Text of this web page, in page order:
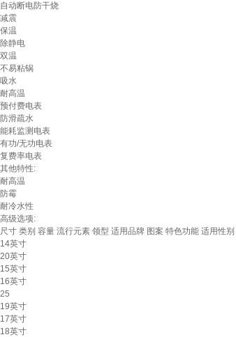
自动断电防干烧
减震
保温
除静电
双温
不易粘锅
吸水
耐高温
预付费电表
防滑疏水
能耗监测电表
有功/无功电表
复费率电表
其他特性:
耐高温
防霉
耐冷水性
高级选项:
尺寸 类别 容量 流行元素 领型 适用品牌 图案 特色功能 适用性别
14英寸
20英寸
15英寸
16英寸
25
19英寸
17英寸
18英寸